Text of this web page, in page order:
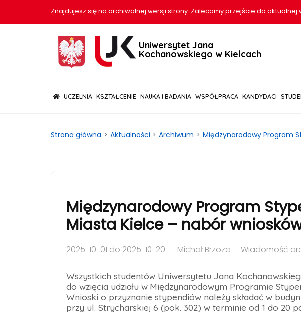
Znajdujesz się na archiwalnej wersji strony. Zalecamy przejście do aktualnej
Uniwersytet Jana
Kochanowskiego w Kielcach
(CURRENT)
UCZELNIA KSZTAŁCENIE NAUKA I BADANIA WSPÓŁPRACA KANDYDACI
Strona główna Aktualności Archiwum Międzynarodowy Program
Międzynarodowy Program
Miasta Kielce – nabór
2025-10-01 do 2025-10-20 Michał Brzoza Wiadomość
Wszystkich studentów Uniwersytetu Jana
do wzięcia udziału w Międzynarodowym Programie
Wnioski o przyznanie stypendiów należy składać w
przy ul. Strycharskiej 6 (pok. 302) w terminie od 1 do 20